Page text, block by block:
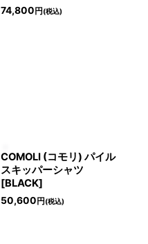
74,800 円 (税込)
COMOLI (コモリ) パイル
スキッパーシャツ
[BLACK]
50,600 円 (税込)